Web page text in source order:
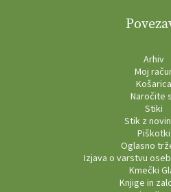
Arhiv
Moj
Košarica
Naročite
Stiki
Stik z
Piškotki
Oglasno
Izjava o varstvu
Kmečki
Knjige in